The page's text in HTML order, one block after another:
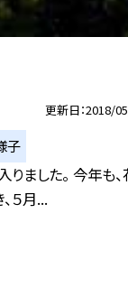
更新日 2018/
子
ました。 今年も
５月...